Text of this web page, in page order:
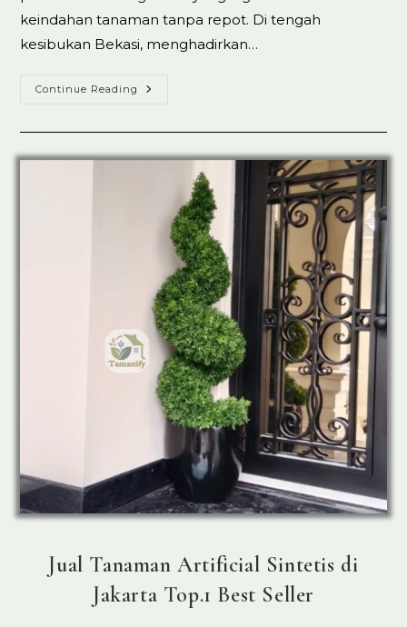
keindahan tanaman tanpa repot. Di tengah
kesibukan Bekasi, menghadirkan…
Continue Reading Jual
Sintetis
Bekasi
Jual Tanaman Artificial Sintetis di
Jakarta Top.1 Best Seller